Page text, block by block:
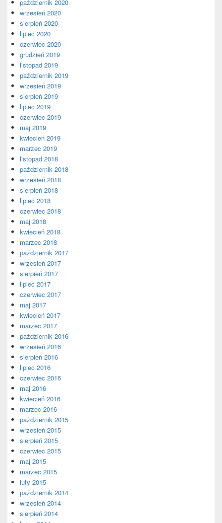
październik 2020
wrzesień 2020
sierpień 2020
lipiec 2020
czerwiec 2020
grudzień 2019
listopad 2019
październik 2019
wrzesień 2019
sierpień 2019
lipiec 2019
czerwiec 2019
maj 2019
kwiecień 2019
marzec 2019
listopad 2018
październik 2018
wrzesień 2018
sierpień 2018
lipiec 2018
czerwiec 2018
maj 2018
kwiecień 2018
marzec 2018
październik 2017
wrzesień 2017
sierpień 2017
lipiec 2017
czerwiec 2017
maj 2017
kwiecień 2017
marzec 2017
październik 2016
wrzesień 2016
sierpień 2016
lipiec 2016
czerwiec 2016
maj 2016
kwiecień 2016
marzec 2016
październik 2015
wrzesień 2015
sierpień 2015
czerwiec 2015
maj 2015
marzec 2015
luty 2015
październik 2014
wrzesień 2014
sierpień 2014